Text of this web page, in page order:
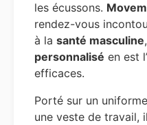
les écussons.
rendez-vous
à la santé masculine
personnalisé en est
efficaces.
Porté sur un
une veste de travail,